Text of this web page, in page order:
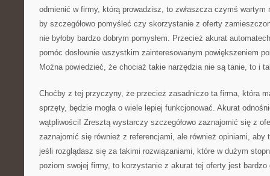
odmienić w firmy, którą prowadzisz, to zwłaszcza czymś
by szczegółowo pomyśleć czy skorzystanie z oferty
nie byłoby bardzo dobrym pomysłem. Przecież akurat
pomóc dosłownie wszystkim zainteresowanym powiększeniem
Można powiedzieć, że chociaż takie narzędzia nie są tanie, to i
Choćby z tej przyczyny, że przecież zasadniczo ta firma, która
sprzęty, będzie mogła o wiele lepiej funkcjonować. Akurat
wątpliwości! Zresztą wystarczy szczegółowo zaznajomić się z
zaznajomić się również z referencjami, ale również opiniami, aby
jeśli rozglądasz się za takimi rozwiązaniami, które w dużym
poziom swojej firmy, to korzystanie z akurat tej oferty jest bardzo